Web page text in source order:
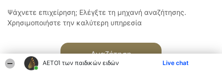
ΑΕΤΟΊ των παιδικών ειδών Live chat
Ψάχνετε επιχείρηση; Ελέγξτε τη μηχανή αναζήτησης.
Χρησιμοποιήστε την καλύτερη υπηρεσία
Αναζήτηση